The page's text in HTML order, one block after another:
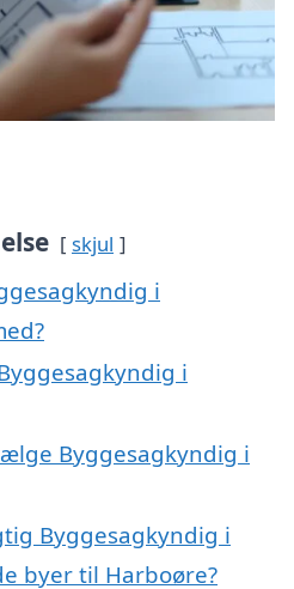
skjul
i
i
Byggesagkyndig i
Byggesagkyndig i
byer til Harboøre?